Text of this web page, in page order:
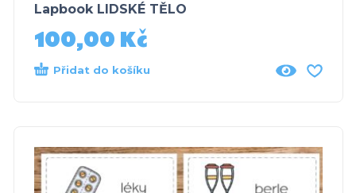
Lapbook LIDSKÉ TĚLO
100,00 Kč
Přidat do košíku